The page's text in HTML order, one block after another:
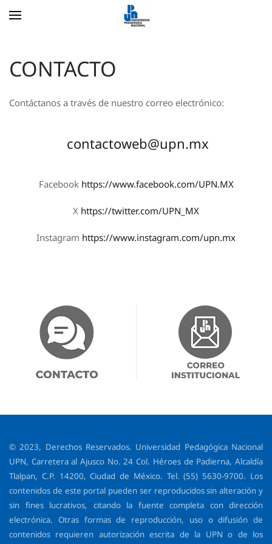
CONTACTO
Contáctanos a través de nuestro correo electrónico:
contactoweb@upn.mx
Facebook https://www.facebook.com/UPN.MX
X https://twitter.com/UPN_MX
Instagram https://www.instagram.com/upn.mx
© 2023, Derechos Reservados. Universidad Pedagógica Nacional
UPN, Carretera al Ajusco No. 24 Col. Héroes de Padierna, Alcaldía
Tlalpan, C.P. 14200, Ciudad de México. Tel. (55) 5630-9700. Los
contenidos de este portal pueden ser reproducidos sin alteración y
sin fines lucrativos, citando la fuente completa con dirección
electrónica. Otras formas de reproducción, uso o difusión de
contenidos requieren autorización escrita de la UPN o de los